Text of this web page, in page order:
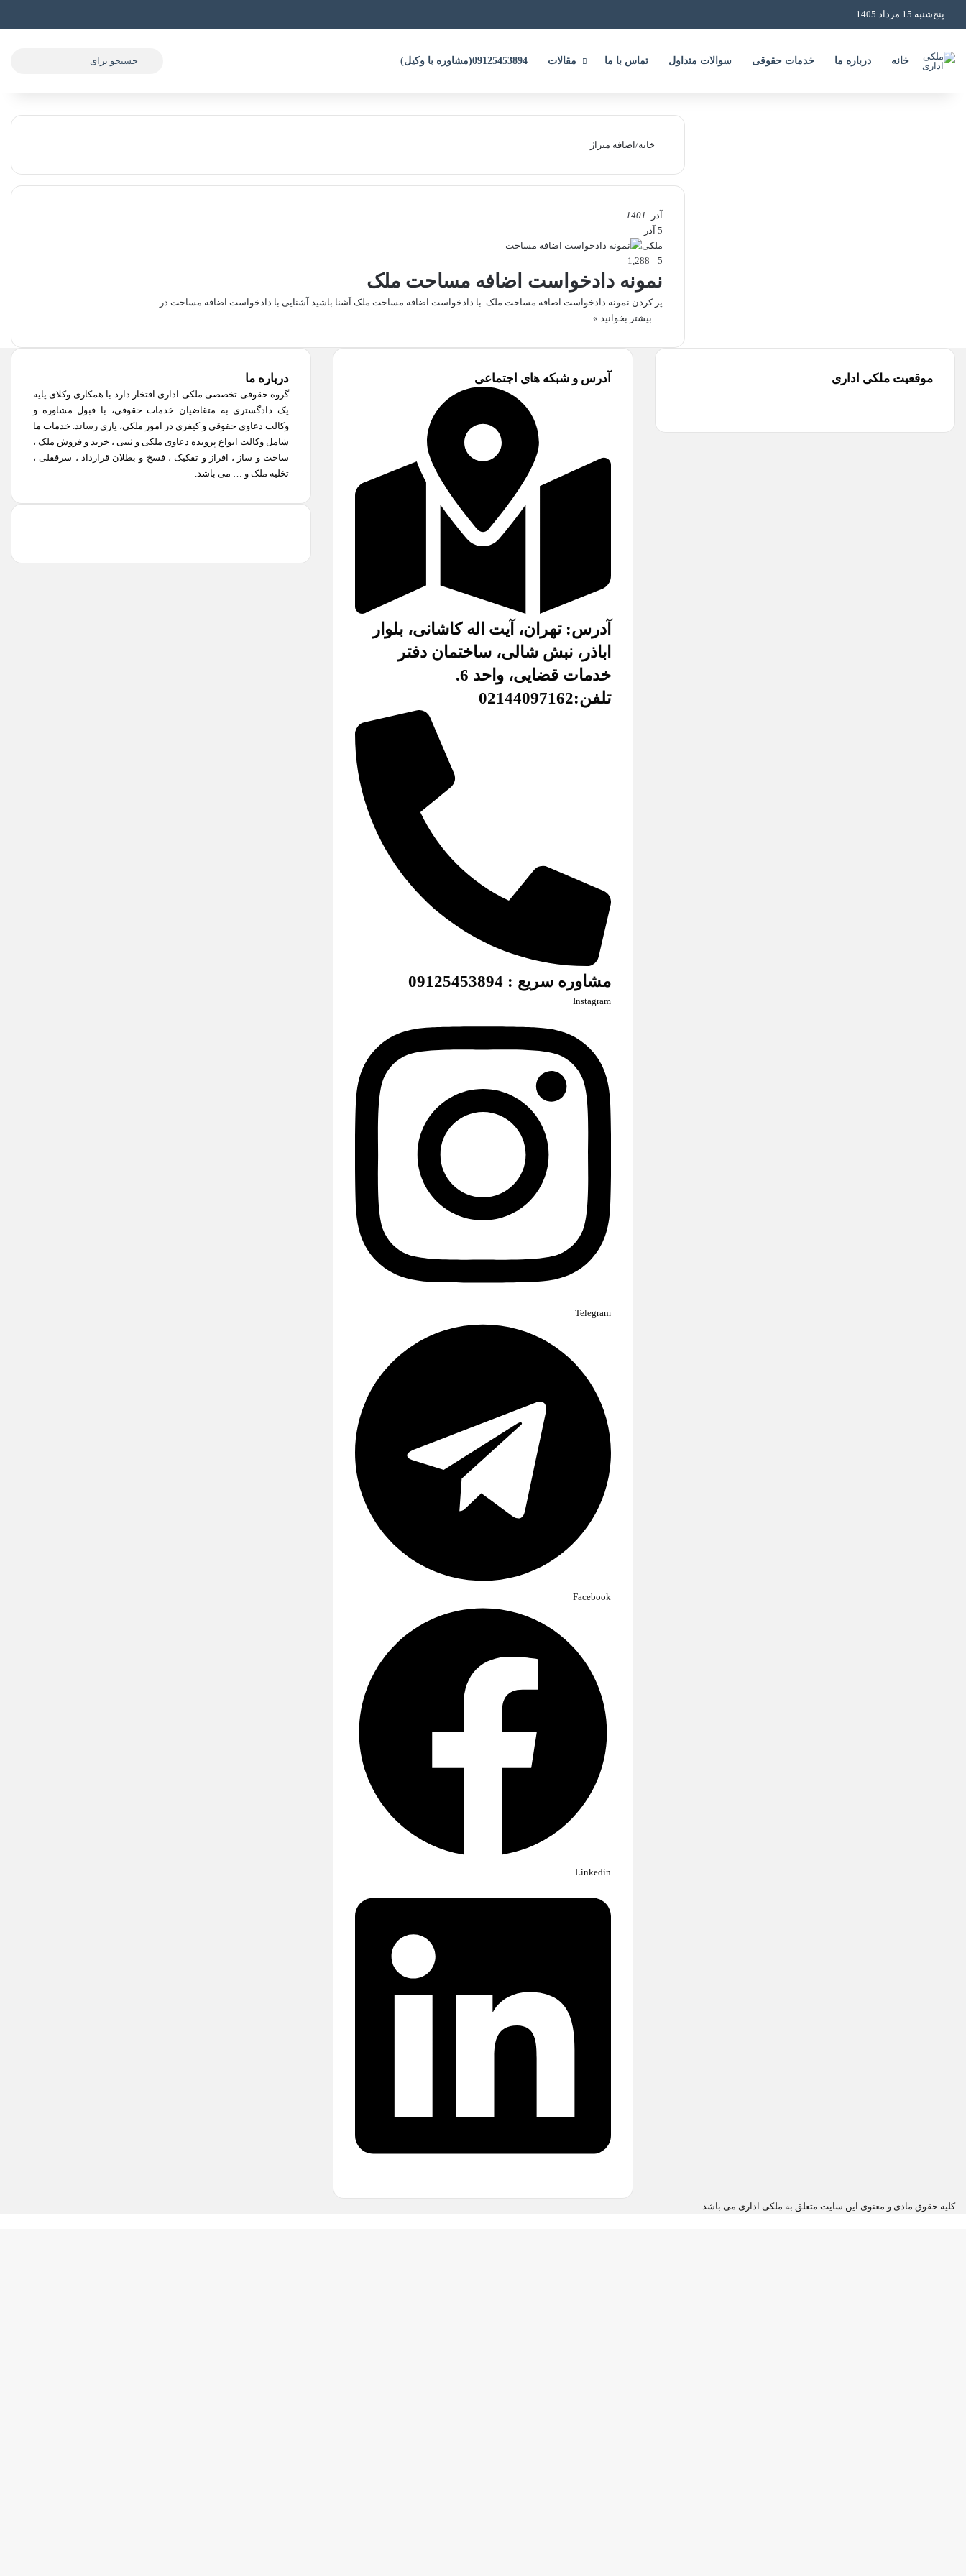
پنج‌شنبه 15 مرداد 1405
خانه درباره ما خدمات حقوقی سوالات متداول تماس با ما مقالات 09125453894(مشاوره با وکیل) جستجو
خانه/اضافه متراژ
آذر- 1401 -
5 آذر
ملکی
5
نمونه دادخواست اضافه مساحت ملک
پر کردن نمونه دادخواست اضافه مساحت ملک با دادخواست اضافه مساحت ملک آشنا باشید آشنایی با دادخواست اضافه مساحت در…
بیشتر بخوانید »
درباره ما
گروه حقوقی تخصصی ملکی اداری افتخار دارد با همکاری وکلای پایه
یک دادگستری به متقاضیان خدمات حقوقی، با قبول مشاوره و
وکالت دعاوی حقوقی و کیفری در امور ملکی، یاری رساند. خدمات ما
شامل وکالت انواع پرونده دعاوی ملکی و ثبتی ، خرید و فروش ملک ،
ساخت و ساز ، افراز و تفکیک ، فسخ و بطلان قرارداد ، سرقفلی ،
تخلیه ملک و … می باشد.
آدرس و شبکه های اجتماعی
آدرس: تهران، آیت اله کاشانی، بلوار
اباذر، نبش شالی، ساختمان دفتر
خدمات قضایی، واحد 6.
تلفن:02144097162
مشاوره سریع : 09125453894
Instagram
Telegram
Facebook
Linkedin
موقعیت ملکی اداری
کلیه حقوق مادی و معنوی این سایت متعلق به ملکی اداری می باشد.